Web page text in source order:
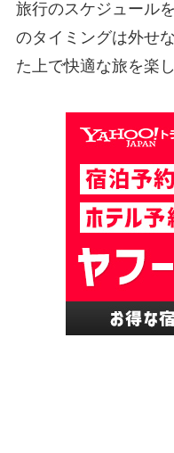
旅行のスケジュール
のタイミングは外せ
た上で快適な旅を楽